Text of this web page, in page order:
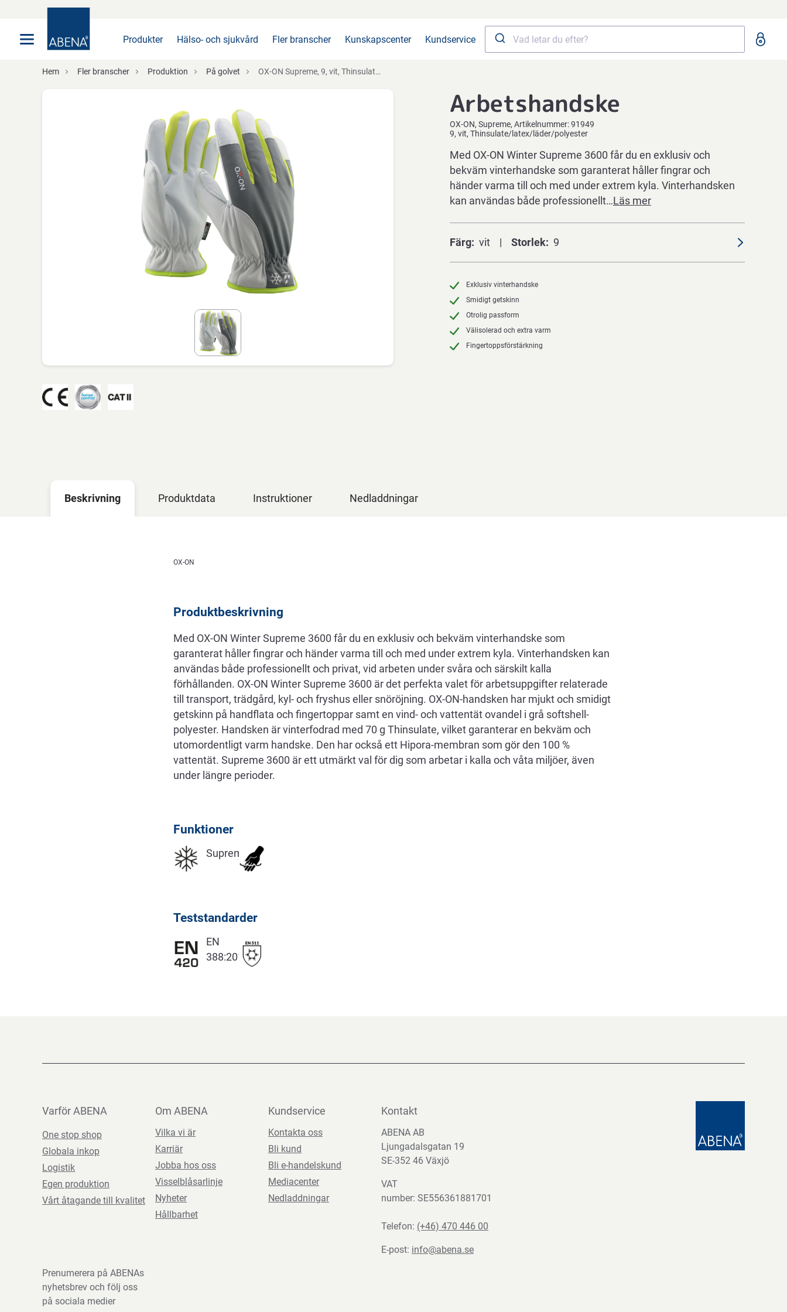
Produkter Hälso- och sjukvård Fler branscher Kunskapscenter Kundservice
Hem Fler branscher Produktion På golvet OX-ON Supreme, 9, vit, Thinsulate/latex/läder/polyester
Arbetshandske
OX-ON Supreme Artikelnummer:91949
9, vit, Thinsulate/latex/läder/polyester
Med OX-ON Winter Supreme 3600 får du en exklusiv och
bekväm vinterhandske som garanterat håller fingrar och
händer varma till och med under extrem kyla. Vinterhandsken
kan användas både professionellt…Läs mer
Färg vit Storlek 9
Exklusiv vinterhandske
Smidigt getskinn
Otrolig passform
Välisolerad och extra varm
Fingertoppsförstärkning
Beskrivning Produktdata Instruktioner Nedladdningar
Beskrivning
OX-ON
Produktbeskrivning
Med OX-ON Winter Supreme 3600 får du en exklusiv och bekväm vinterhandske som
garanterat håller fingrar och händer varma till och med under extrem kyla. Vinterhandsken kan
användas både professionellt och privat, vid arbeten under svåra och särskilt kalla
förhållanden. OX-ON Winter Supreme 3600 är det perfekta valet för arbetsuppgifter relaterade
till transport, trädgård, kyl- och fryshus eller snöröjning. OX-ON-handsken har mjukt och smidigt
getskinn på handflata och fingertoppar samt en vind- och vattentät ovandel i grå softshell-
polyester. Handsken är vinterfodrad med 70 g Thinsulate, vilket garanterar en bekväm och
utomordentligt varm handske. Den har också ett Hipora-membran som gör den 100 %
vattentät. Supreme 3600 är ett utmärkt val för dig som arbetar i kalla och våta miljöer, även
under längre perioder.
Funktioner
Supreme
Teststandarder
EN
388:2016
Varför ABENA
One stop shop
Globala inkop
Logistik
Egen produktion
Vårt åtagande till kvalitet
Om ABENA
Vilka vi är
Karriär
Jobba hos oss
Visselblåsarlinje
Nyheter
Hållbarhet
Kundservice
Kontakta oss
Bli kund
Bli e-handelskund
Mediacenter
Nedladdningar
Kontakt
ABENA AB
Ljungadalsgatan 19
SE-352 46 Växjö
VAT
number: SE556361881701
Telefon: (+46) 470 446 00
E-post: info@abena.se
Prenumerera på ABENAs
nyhetsbrev och följ oss
på sociala medier